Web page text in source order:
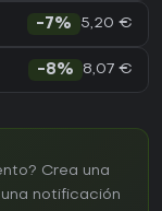
-7% 5,20 €
-8% 8,07 €
Crea una
notificación